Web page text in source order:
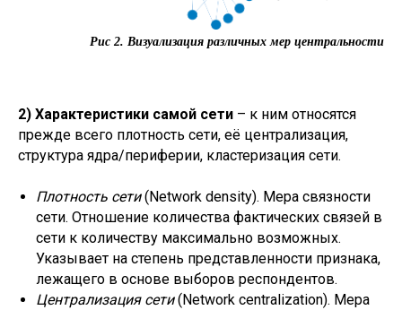
Рис 2. Визуализация различных мер центральности
2) Характеристики самой сети – к ним относятся
прежде всего плотность сети, её централизация,
структура ядра/периферии, кластеризация сети.
Плотность сети(Network density). Мера связности
сети. Отношение количества фактических связей в
сети к количеству максимально возможных.
Указывает на степень представленности признака,
лежащего в основе выборов респондентов.
Централизация сети(Network centralization). Мера